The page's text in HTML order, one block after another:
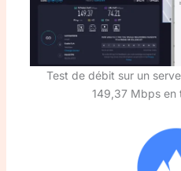
Test de débit sur un
149,37 Mbps en